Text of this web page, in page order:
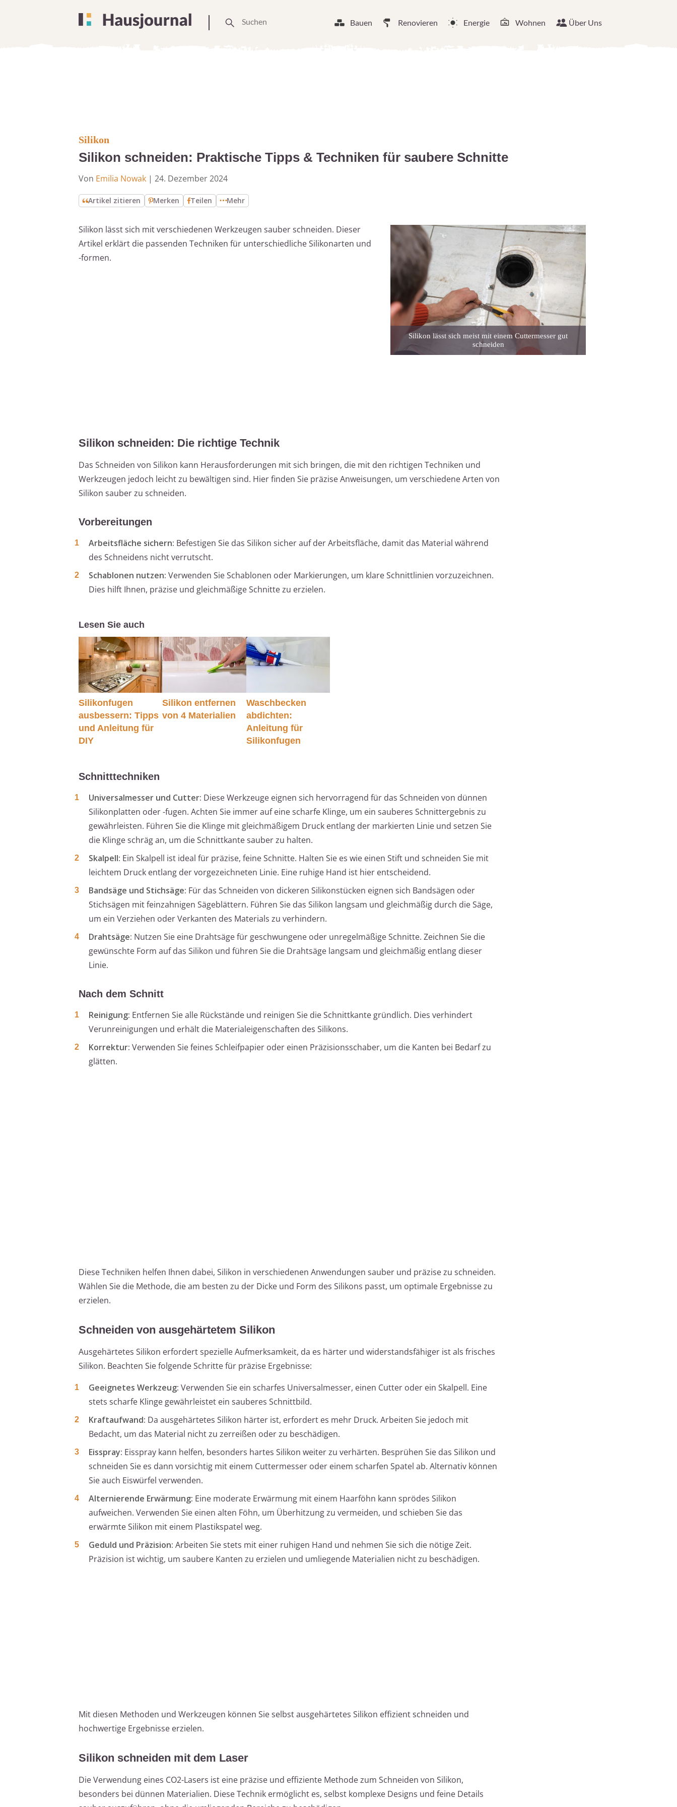
Bauen Renovieren Energie Wohnen Über Uns
Silikon
Silikon schneiden: Praktische Tipps & Techniken für saubere Schnitte
Von Emilia Nowak | 24. Dezember 2024
Artikel zitieren Merken Teilen Mehr
Silikon lässt sich mit verschiedenen Werkzeugen sauber schneiden. Dieser
Artikel erklärt die passenden Techniken für unterschiedliche Silikonarten und
-formen.
Silikon lässt sich meist mit einem Cuttermesser gut
schneiden
Silikon schneiden: Die richtige Technik
Das Schneiden von Silikon kann Herausforderungen mit sich bringen, die mit den richtigen Techniken und
Werkzeugen jedoch leicht zu bewältigen sind. Hier finden Sie präzise Anweisungen, um verschiedene Arten von
Silikon sauber zu schneiden.
Vorbereitungen
Arbeitsfläche sichern: Befestigen Sie das Silikon sicher auf der Arbeitsfläche, damit das Material während
des Schneidens nicht verrutscht.
Schablonen nutzen: Verwenden Sie Schablonen oder Markierungen, um klare Schnittlinien vorzuzeichnen.
Dies hilft Ihnen, präzise und gleichmäßige Schnitte zu erzielen.
Lesen Sie auch
Silikonfugen
ausbessern: Tipps
und Anleitung für
DIY
Silikon entfernen
von 4 Materialien
Waschbecken
abdichten:
Anleitung für
Silikonfugen
Schnitttechniken
Universalmesser und Cutter: Diese Werkzeuge eignen sich hervorragend für das Schneiden von dünnen
Silikonplatten oder -fugen. Achten Sie immer auf eine scharfe Klinge, um ein sauberes Schnittergebnis zu
gewährleisten. Führen Sie die Klinge mit gleichmäßigem Druck entlang der markierten Linie und setzen Sie
die Klinge schräg an, um die Schnittkante sauber zu halten.
Skalpell: Ein Skalpell ist ideal für präzise, feine Schnitte. Halten Sie es wie einen Stift und schneiden Sie mit
leichtem Druck entlang der vorgezeichneten Linie. Eine ruhige Hand ist hier entscheidend.
Bandsäge und Stichsäge: Für das Schneiden von dickeren Silikonstücken eignen sich Bandsägen oder
Stichsägen mit feinzahnigen Sägeblättern. Führen Sie das Silikon langsam und gleichmäßig durch die Säge,
um ein Verziehen oder Verkanten des Materials zu verhindern.
Drahtsäge: Nutzen Sie eine Drahtsäge für geschwungene oder unregelmäßige Schnitte. Zeichnen Sie die
gewünschte Form auf das Silikon und führen Sie die Drahtsäge langsam und gleichmäßig entlang dieser
Linie.
Nach dem Schnitt
Reinigung: Entfernen Sie alle Rückstände und reinigen Sie die Schnittkante gründlich. Dies verhindert
Verunreinigungen und erhält die Materialeigenschaften des Silikons.
Korrektur: Verwenden Sie feines Schleifpapier oder einen Präzisionsschaber, um die Kanten bei Bedarf zu
glätten.
Diese Techniken helfen Ihnen dabei, Silikon in verschiedenen Anwendungen sauber und präzise zu schneiden.
Wählen Sie die Methode, die am besten zu der Dicke und Form des Silikons passt, um optimale Ergebnisse zu
erzielen.
Schneiden von ausgehärtetem Silikon
Ausgehärtetes Silikon erfordert spezielle Aufmerksamkeit, da es härter und widerstandsfähiger ist als frisches
Silikon. Beachten Sie folgende Schritte für präzise Ergebnisse:
Geeignetes Werkzeug: Verwenden Sie ein scharfes Universalmesser, einen Cutter oder ein Skalpell. Eine
stets scharfe Klinge gewährleistet ein sauberes Schnittbild.
Kraftaufwand: Da ausgehärtetes Silikon härter ist, erfordert es mehr Druck. Arbeiten Sie jedoch mit
Bedacht, um das Material nicht zu zerreißen oder zu beschädigen.
Eisspray: Eisspray kann helfen, besonders hartes Silikon weiter zu verhärten. Besprühen Sie das Silikon und
schneiden Sie es dann vorsichtig mit einem Cuttermesser oder einem scharfen Spatel ab. Alternativ können
Sie auch Eiswürfel verwenden.
Alternierende Erwärmung: Eine moderate Erwärmung mit einem Haarföhn kann sprödes Silikon
aufweichen. Verwenden Sie einen alten Föhn, um Überhitzung zu vermeiden, und schieben Sie das
erwärmte Silikon mit einem Plastikspatel weg.
Geduld und Präzision: Arbeiten Sie stets mit einer ruhigen Hand und nehmen Sie sich die nötige Zeit.
Präzision ist wichtig, um saubere Kanten zu erzielen und umliegende Materialien nicht zu beschädigen.
Mit diesen Methoden und Werkzeugen können Sie selbst ausgehärtetes Silikon effizient schneiden und
hochwertige Ergebnisse erzielen.
Silikon schneiden mit dem Laser
Die Verwendung eines CO2-Lasers ist eine präzise und effiziente Methode zum Schneiden von Silikon,
besonders bei dünnen Materialien. Diese Technik ermöglicht es, selbst komplexe Designs und feine Details